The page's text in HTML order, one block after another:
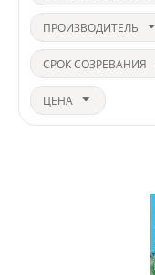
ПРОИЗВОДИТЕЛЬ
СРОК СОЗРЕВАНИЯ
ЦЕНА